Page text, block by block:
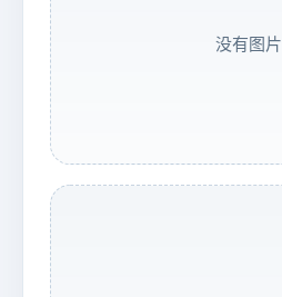
没有图片